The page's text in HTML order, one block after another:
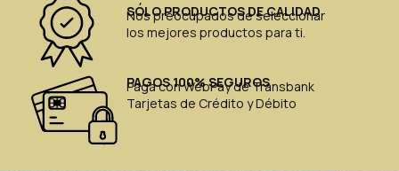
SÓLO PRODUCTOS DE CALIDAD
Nos preocupados de seleccionar
los mejores productos para ti.
PAGOS 100% SEGUROS
Paga con WebPay de Transbank
Tarjetas de Crédito y Débito